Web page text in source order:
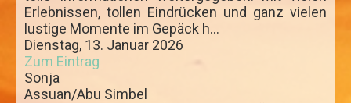
Mit Quadrunnern durch die Wüste
Ausflüge nach Luxor
Luxor 1 Tag mit dem Kleinbus
Luxor 2 Tage mit dem Kleinbus
Erlebnissen, tollen Eindrücken und ganz vielen
lustige Momente im Gepäck h...
Dienstag, 13. Januar 2026
Zum Eintrag
Sonja
Assuan/Abu Simbel